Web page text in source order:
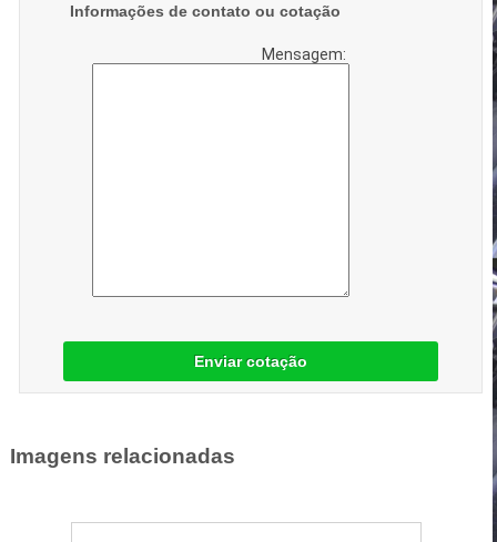
Informações de contato ou cotação
Mensagem:
Enviar cotação
Imagens relacionadas